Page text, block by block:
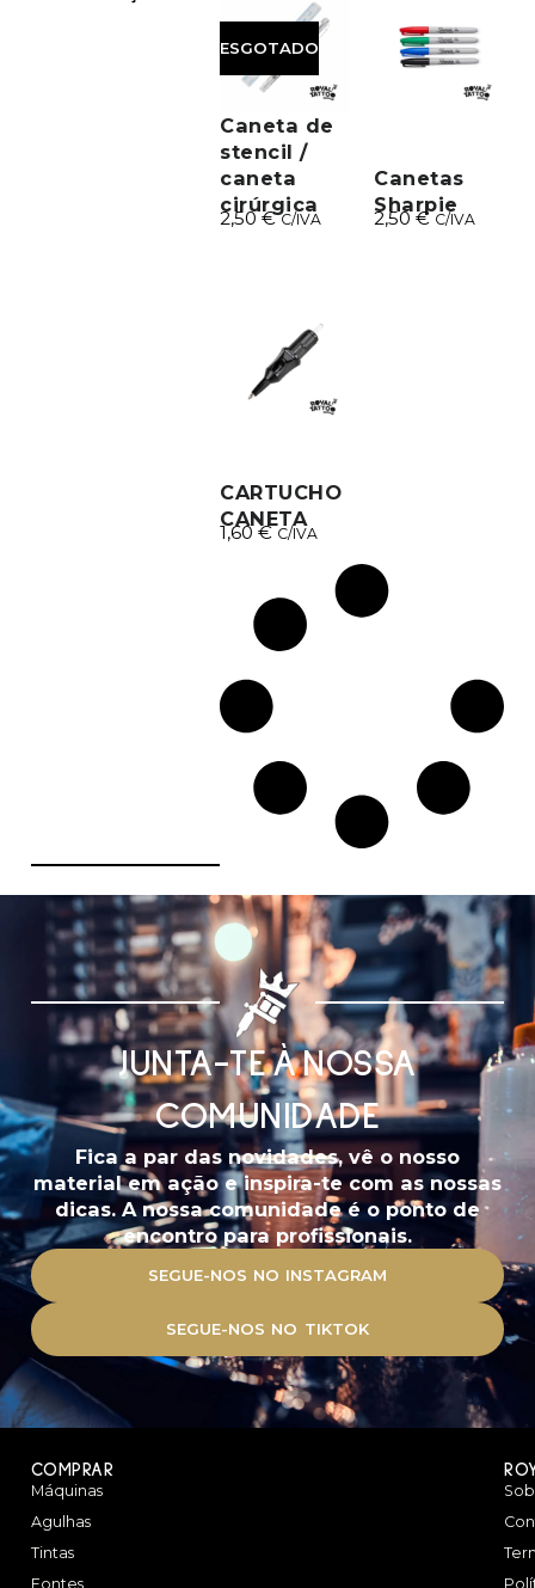
ESGOTADO
Caneta de
stencil /
caneta
cirúrgica
2,50€ C/IVA
Canetas
Sharpie
2,50€ C/IVA
CARTUCHO
CANETA
1,60€ C/IVA
JUNTA-TE À NOSSA
COMUNIDADE
Fica a par das novidades, vê o nosso
material em ação e inspira-te com as nossas
dicas. A nossa comunidade é o ponto de
encontro para profissionais.
SEGUE-NOS NO INSTAGRAM
SEGUE-NOS NO TIKTOK
COMPRAR
Máquinas
Agulhas
Tintas
Fontes